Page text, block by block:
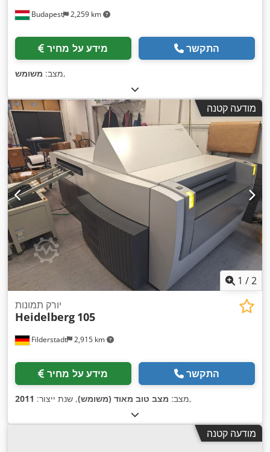
Budapest 2,259 km
מידע על מחיר התקשר
מצב: משומש ,
מודעה קטנה
1 /2
Filderstadt 2,915 km
יורק תמונות
Heidelberg 105
מידע על מחיר התקשר
מצב: מצב טוב מאוד (משומש), שנת ייצור: 2011 ,
מודעה קטנה